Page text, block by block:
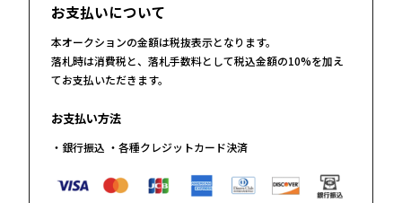
お支払いについて
本オークションの金額は税抜表示となります。
落札時は消費税と、落札手数料として税込金額の10%を加え
てお支払いただきます。
お支払い方法
・銀行振込 ・各種クレジットカード決済